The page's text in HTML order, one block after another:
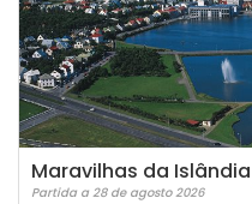
Maravilhas da
Partida a 28 de agosto 2026